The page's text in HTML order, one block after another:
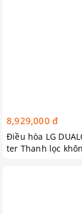
8,929,000 đ
Điều hòa LG
ter Thanh lọc